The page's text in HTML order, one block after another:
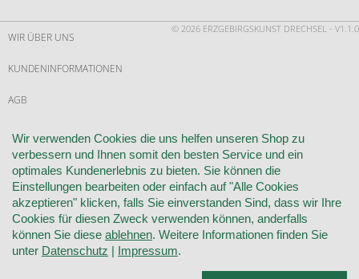
© 2026 ERZGEBIRGSKUNST DRECHSEL - V1.1.0
WIR ÜBER UNS
KUNDENINFORMATIONEN
AGB
WIDERRUF
VERTRAG WIDERRUFEN
KONTAKT
DATENSCHUTZ
COOKIE-EINSTELLUNGEN
Wir verwenden Cookies die uns helfen unseren Shop zu
verbessern und Ihnen somit den besten Service und ein
optimales Kundenerlebnis zu bieten. Sie können die
Einstellungen bearbeiten oder einfach auf "Alle Cookies
akzeptieren" klicken, falls Sie einverstanden Sind, dass wir Ihre
Cookies für diesen Zweck verwenden können, anderfalls
können Sie diese ablehnen. Weitere Informationen finden Sie
unter Datenschutz | Impressum.